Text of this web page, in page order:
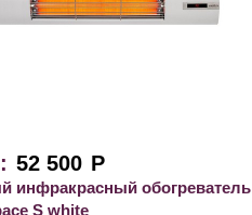
52 500 Р
инфракрасный обогреватель
S white